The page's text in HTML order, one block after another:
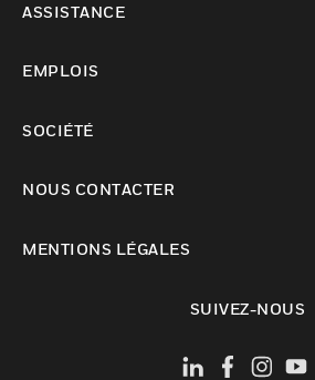
ASSISTANCE
EMPLOIS
SOCIÉTÉ
NOUS CONTACTER
MENTIONS LÉGALES
SUIVEZ-NOUS